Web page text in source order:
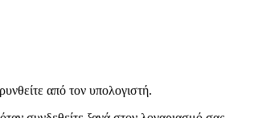
από τον υπολογιστή.